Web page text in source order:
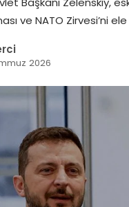
ve NATO Zirvesi’ni ele
2026